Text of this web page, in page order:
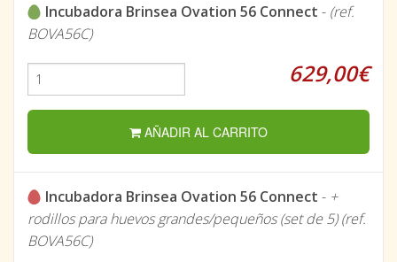
Incubadora Brinsea Ovation 56 Connect - (ref.
BOVA56C)
629,00€
AÑADIR AL CARRITO
Incubadora Brinsea Ovation 56 Connect - +
rodillos para huevos grandes/pequeños (set de 5) (ref.
BOVA56C)